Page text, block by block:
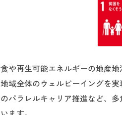
食や再生可能エネルギーの地産
地域全体のウェルビーイングを
のパラレルキャリア推進など、